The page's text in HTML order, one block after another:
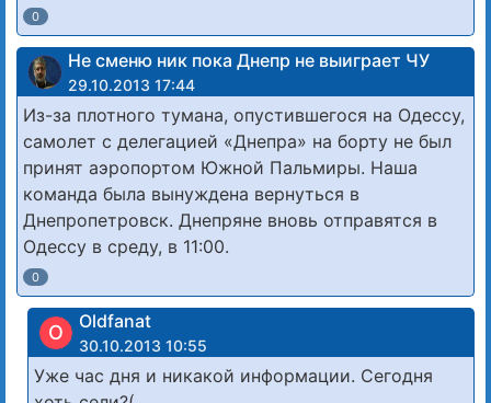
0
Не сменю ник пока Днепр не выиграет ЧУ
29.10.2013 17:44
Из-за плотного тумана, опустившегося на Одессу,
самолет с делегацией «Днепра» на борту не был
принят аэропортом Южной Пальмиры. Наша
команда была вынуждена вернуться в
Днепропетровск. Днепряне вновь отправятся в
Одессу в среду, в 11:00.
0
O Oldfanat
30.10.2013 10:55
Уже час дня и никакой информации. Сегодня